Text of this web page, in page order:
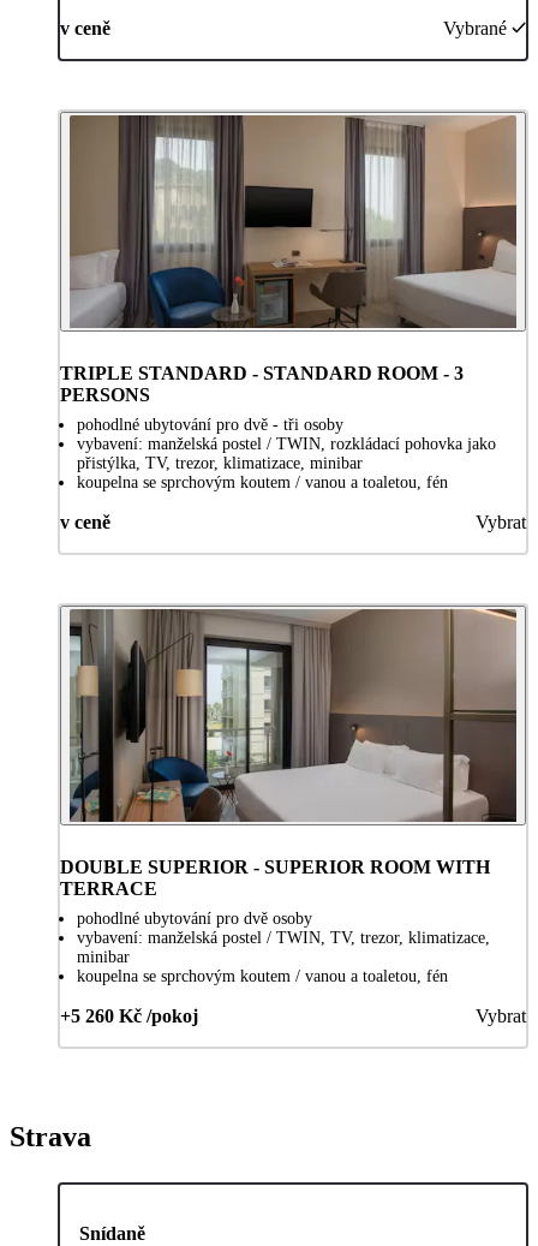
v ceně Vybrané
TRIPLE STANDARD - STANDARD ROOM - 3
PERSONS
pohodlné ubytování pro dvě - tři osoby
vybavení: manželská postel / TWIN, rozkládací pohovka jako
přistýlka, TV, trezor, klimatizace, minibar
koupelna se sprchovým koutem / vanou a toaletou, fén
v ceně Vybrat
DOUBLE SUPERIOR - SUPERIOR ROOM WITH
TERRACE
pohodlné ubytování pro dvě osoby
vybavení: manželská postel / TWIN, TV, trezor, klimatizace,
minibar
koupelna se sprchovým koutem / vanou a toaletou, fén
+5 260 Kč /pokoj Vybrat
Strava
Snídaně